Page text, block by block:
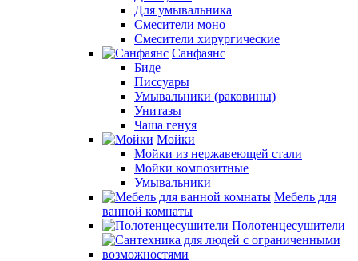
Для умывальника
Смесители моно
Смесители хирургические
Санфаянс
Биде
Писсуары
Умывальники (раковины)
Унитазы
Чаша генуя
Мойки
Мойки из нержавеющей стали
Мойки композитные
Умывальники
Мебель для
ванной комнаты
Полотенцесушители